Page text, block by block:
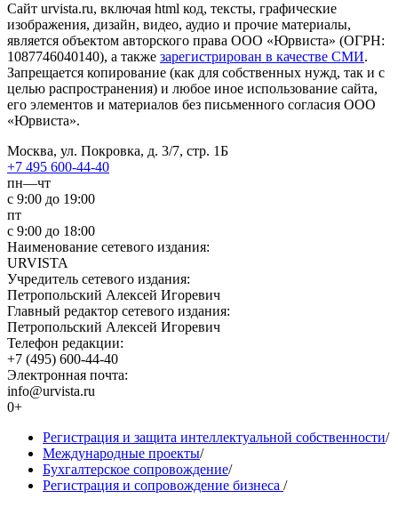
Сайт urvista.ru, включая html код, тексты, графические
изображения, дизайн, видео­, аудио­ и прочие материалы,
является объектом авторского права ООО «Юрвиста» (ОГРН:
1087746040140), а также зарегистрирован в качестве СМИ.
Запрещается копирование (как для собственных нужд, так и с
целью распространения) и любое иное использование сайта,
его элементов и материалов без письменного согласия ООО
«Юрвиста».
Москва, ул. Покровка, д. 3/7, стр. 1Б
+7 495 600-44-40
пн—чт
с 9:00 до 19:00
пт
с 9:00 до 18:00
Наименование сетевого издания:
URVISTA
Учредитель сетевого издания:
Петропольский Алексей Игоревич
Главный редактор сетевого издания:
Петропольский Алексей Игоревич
Телефон редакции:
+7 (495) 600-44-40
Электронная почта:
info@urvista.ru
0+
Регистрация и защита интеллектуальной собственности/
Международные проекты/
Бухгалтерское сопровождение/
Регистрация и сопровождение бизнеса /